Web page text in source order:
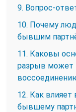
9. Вопрос-
10. Почему
бывшим
11. Каковы
разрыв может
12. Как
бывшему